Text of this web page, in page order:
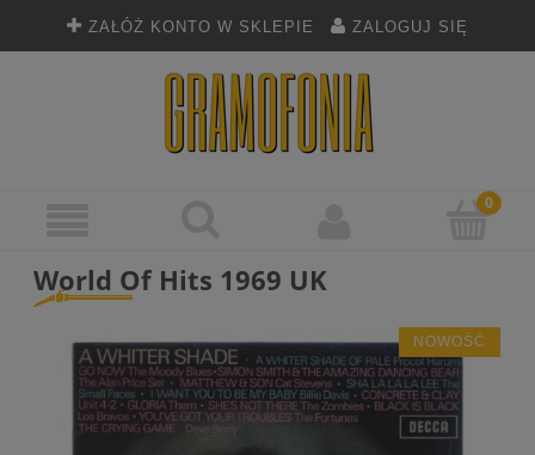
ZAŁÓŻ KONTO W SKLEPIE ZALOGUJ SIĘ
World Of Hits 1969 UK
NOWOŚĆ